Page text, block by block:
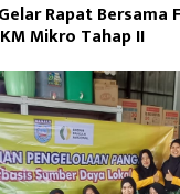
Rapat Bersama
Mikro Tahap II